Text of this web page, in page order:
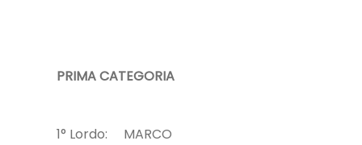
PRIMA CATEGORIA
1° Lordo: MARCO